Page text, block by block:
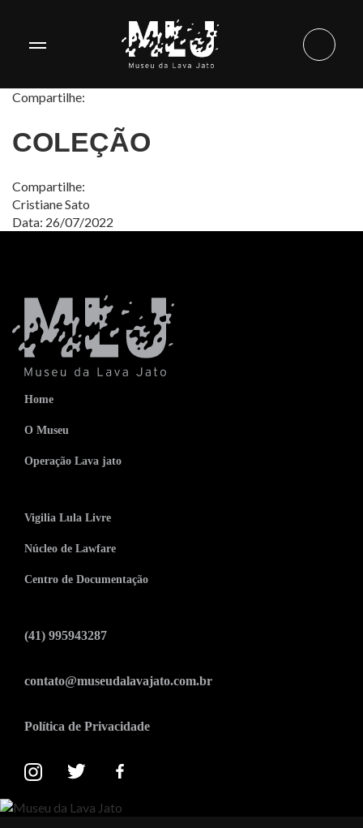
Compartilhe:
COLEÇÃO
Compartilhe:
Cristiane Sato
Data: 26/07/2022
Home
O Museu
Operação Lava jato
Vigilia Lula Livre
Núcleo de Lawfare
Centro de Documentação
(41) 995943287
contato@museudalavajato.com.br
Política de Privacidade